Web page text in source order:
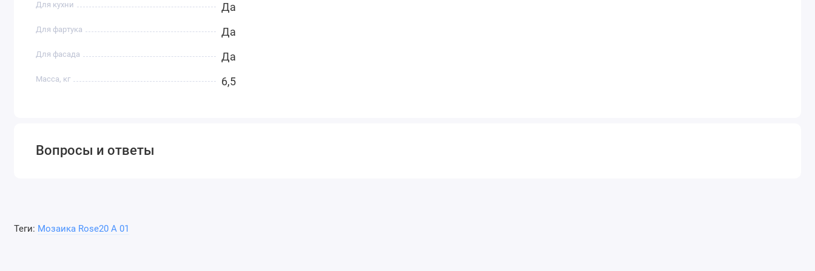
Для кухни Да
Для фартука Да
Для фасада Да
Масса, кг 6,5
Вопросы и ответы
Теги: Мозаика Rose20 A 01